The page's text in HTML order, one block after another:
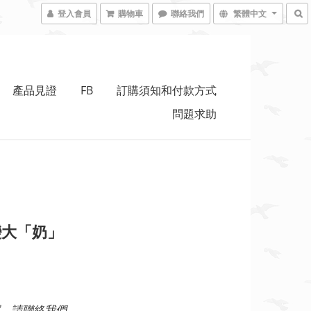
登入會員 購物車 聯絡我們 繁體中文
產品見證 FB
訂購須知和付款方式
問題求助
「奶」